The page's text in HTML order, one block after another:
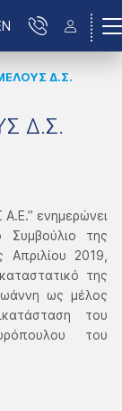
Δ.Σ.
Δ.Σ.
ενημερώνει
Συμβούλιο της
2019,
της
ως μέλος
του
του